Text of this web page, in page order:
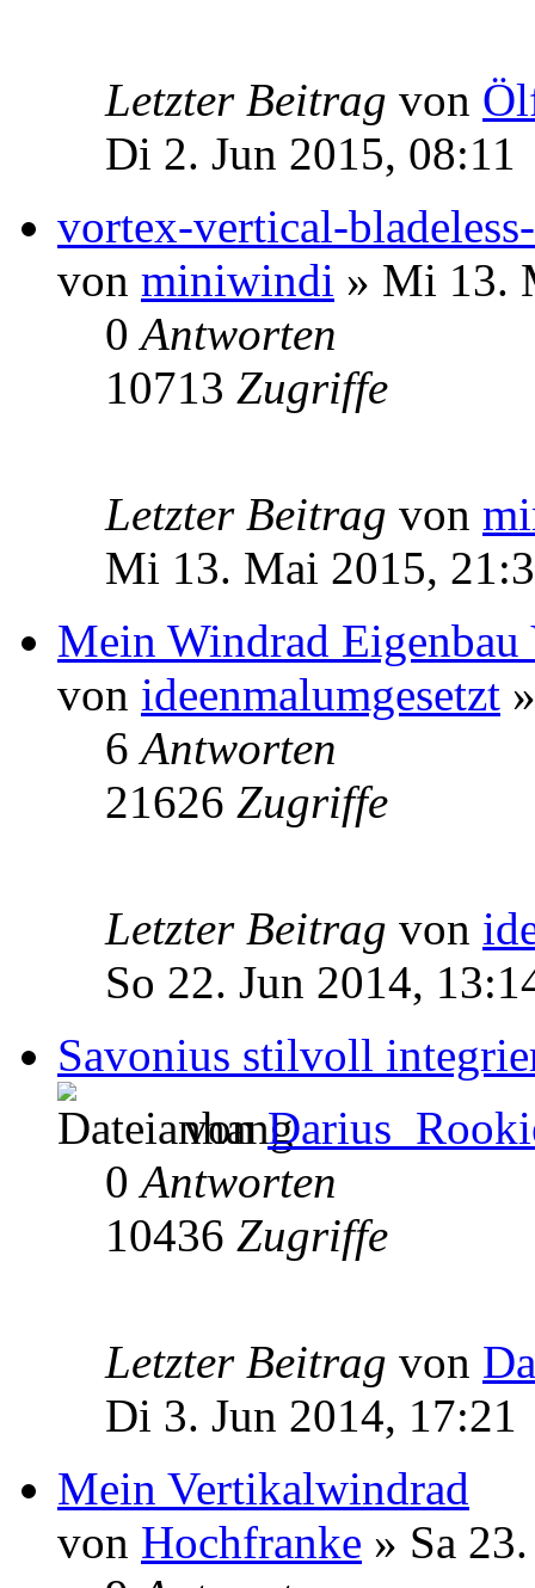
Letzter Beitrag von
Di 2. Jun 2015, 08:11
vortex-vertical-
von miniwindi » Mi 13.
0Antworten
10713 Zugriffe
Letzter Beitrag von
Mi 13. Mai 2015,
Mein Windrad
von ideenmalumgesetzt
6Antworten
21626 Zugriffe
Letzter Beitrag von
So 22. Jun 2014,
Savonius stilvoll
von
0Antworten
10436 Zugriffe
Letzter Beitrag von
Di 3. Jun 2014, 17:21
Mein Vertikalwindrad
von Hochfranke » Sa